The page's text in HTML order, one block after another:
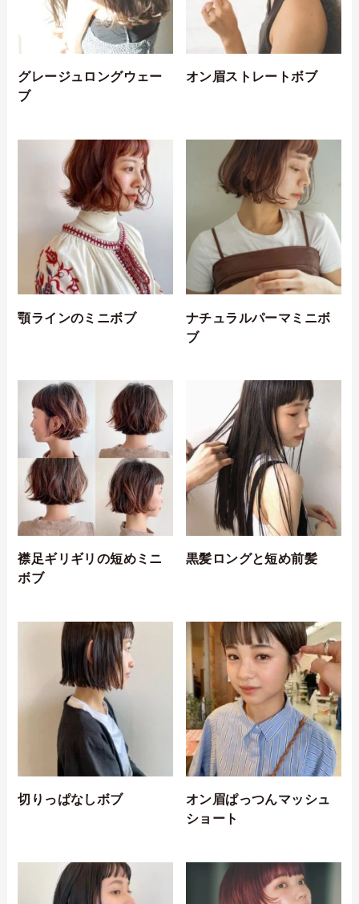
グレージュロングウェー
ブ
オン眉ストレートボブ
顎ラインのミニボブ
ナチュラルパーマミニボ
ブ
襟足ギリギリの短めミニ
ボブ
黒髪ロングと短め前髪
切りっぱなしボブ
オン眉ぱっつんマッシュ
ショート